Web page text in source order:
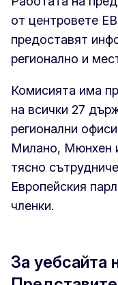
от центровете
предоставят
регионално и
Комисията има
на всички 27
регионални
Милано, Мюнхен
тясно
Европейския
членки.
За уебсайта